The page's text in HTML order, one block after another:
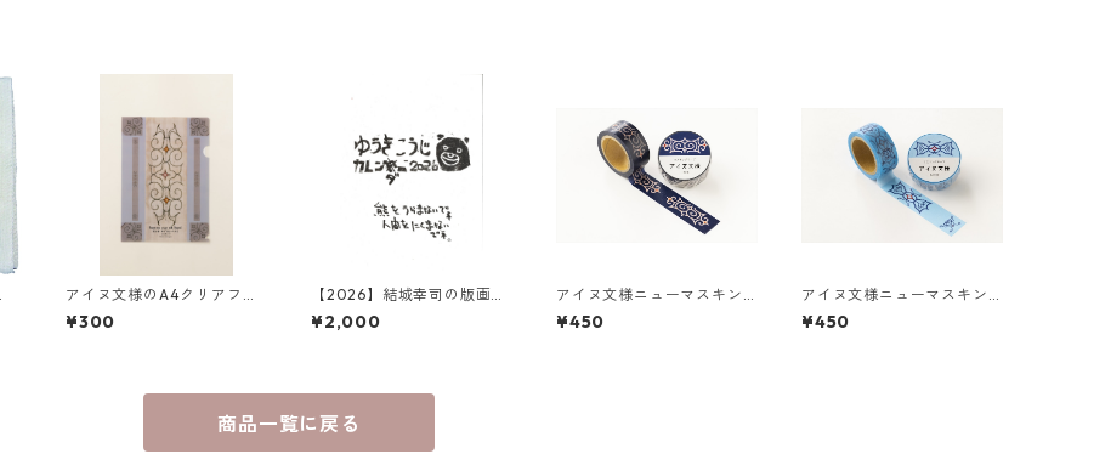
アイヌ文様のA4クリアファ
イル カンナ スイ エク ハニ
（グレー）
¥300
【2026】結城幸司の版画カ
レンダー2026（一筆箋プレ
ゼント付き）
¥2,000
アイヌ文様ニューマスキン
グテープ／inep イネプ（藍
色）津田命子
¥450
アイヌ文様ニューマスキン
グテープ／kanto カント
（空色）津田命子
¥450
商品一覧に戻る